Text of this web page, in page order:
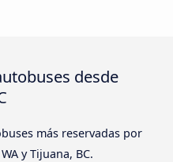
desde
más reservadas por
y Tijuana, BC.